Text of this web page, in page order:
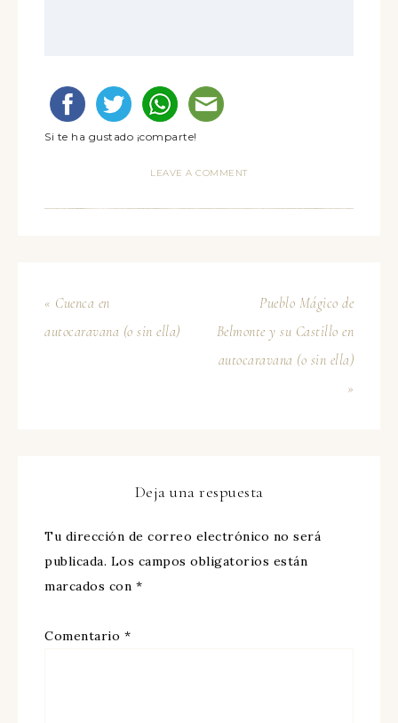
Si te ha gustado ¡comparte!
LEAVE A COMMENT
« Cuenca en
autocaravana (o sin ella)
Pueblo Mágico de
Belmonte y su Castillo en
autocaravana (o sin ella)
»
Deja una respuesta
Tu dirección de correo electrónico no será
publicada. Los campos obligatorios están
marcados con *
Comentario *